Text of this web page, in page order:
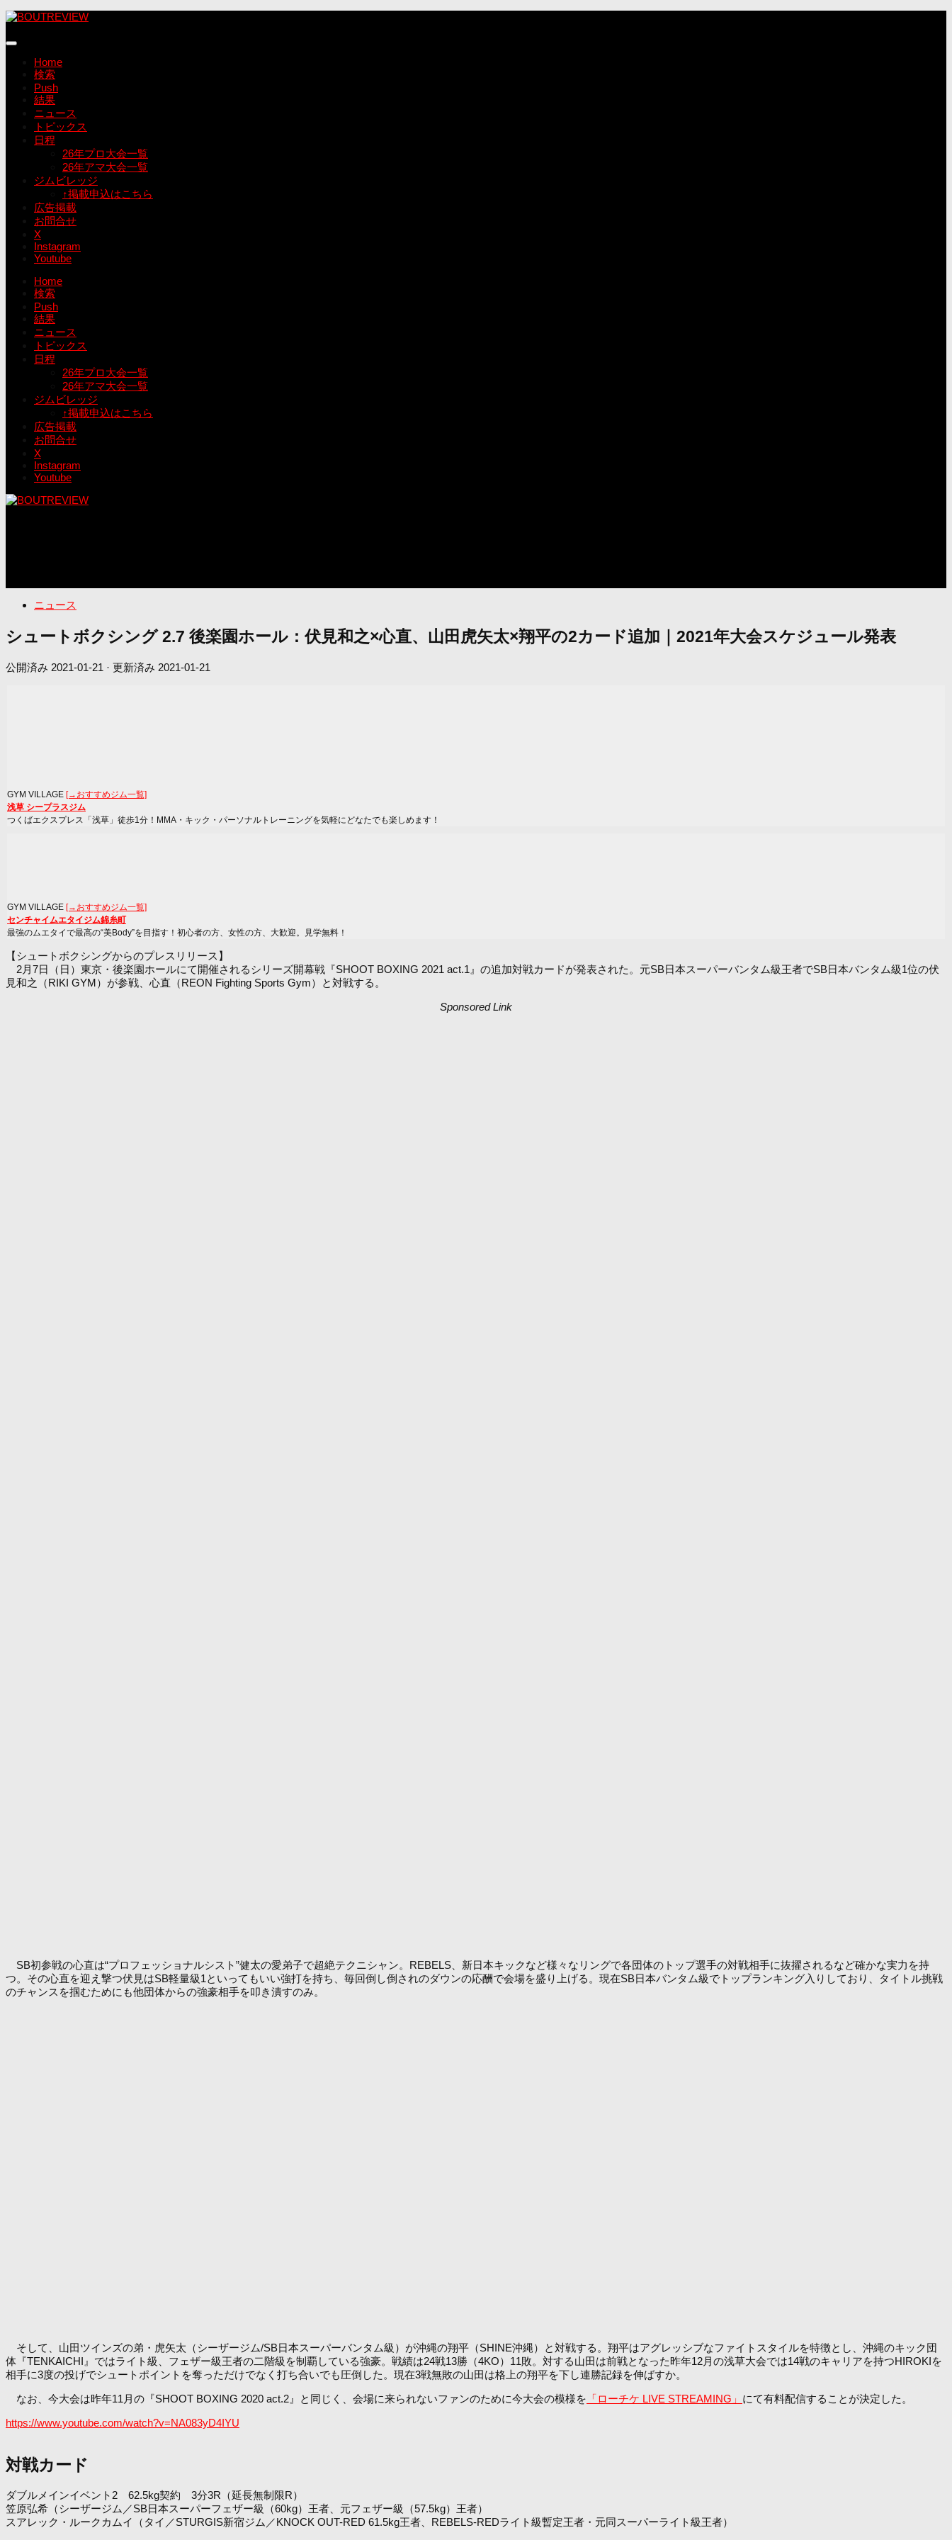
コ
テ
Home
検索
Push
結果
ニュース
トピックス
日程
26年プロ大会一覧
26年アマ大会一覧
ジムビレッジ
↑掲載申込はこちら
広告掲載
お問合せ
X
Instagram
Youtube
Home
検索
Push
結果
ニュース
トピックス
日程
26年プロ大会一覧
26年アマ大会一覧
ジムビレッジ
↑掲載申込はこちら
広告掲載
お問合せ
X
Instagram
Youtube
ニュース
シュートボクシング 2.7 後楽園ホール：伏見和之×心直、山田虎矢太×翔平の2カード追加｜2021年大会スケジュール発表
公開済み 2021-01-21 · 更新済み 2021-01-21
GYM VILLAGE [→おすすめジム一覧]
浅草 シープラスジム
つくばエクスプレス「浅草」徒歩1分！MMA・キック・パーソナルトレーニングを気軽にどなたでも楽しめます！
GYM VILLAGE [→おすすめジム一覧]
センチャイムエタイジム錦糸町
最強のムエタイで最高の“美Body”を目指す！初心者の方、女性の方、大歓迎。見学無料！
【シュートボクシングからのプレスリリース】
2月7日（日）東京・後楽園ホールにて開催されるシリーズ開幕戦『SHOOT BOXING 2021 act.1』の追加対戦カードが発表された。元SB日本スーパーバンタム級王者でSB日本バンタム級1位の伏
見和之（RIKI GYM）が参戦、心直（REON Fighting Sports Gym）と対戦する。
Sponsored Link
SB初参戦の心直は“プロフェッショナルシスト”健太の愛弟子で超絶テクニシャン。REBELS、新日本キックなど様々なリングで各団体のトップ選手の対戦相手に抜擢されるなど確かな実力を持
つ。その心直を迎え撃つ伏見はSB軽量級1といってもいい強打を持ち、毎回倒し倒されのダウンの応酬で会場を盛り上げる。現在SB日本バンタム級でトップランキング入りしており、タイトル挑戦
のチャンスを掴むためにも他団体からの強豪相手を叩き潰すのみ。
そして、山田ツインズの弟・虎矢太（シーザージム/SB日本スーパーバンタム級）が沖縄の翔平（SHINE沖縄）と対戦する。翔平はアグレッシブなファイトスタイルを特徴とし、沖縄のキック団
体『TENKAICHI』ではライト級、フェザー級王者の二階級を制覇している強豪。戦績は24戦13勝（4KO）11敗。対する山田は前戦となった昨年12月の浅草大会では14戦のキャリアを持つHIROKIを
相手に3度の投げでシュートポイントを奪っただけでなく打ち合いでも圧倒した。現在3戦無敗の山田は格上の翔平を下し連勝記録を伸ばすか。
なお、今大会は昨年11月の『SHOOT BOXING 2020 act.2』と同じく、会場に来られないファンのために今大会の模様を 「ローチケ LIVE STREAMING」 にて有料配信することが決定した。
https://www.youtube.com/watch?v=NA083yD4IYU
対戦カード
ダブルメインイベント2 62.5kg契約 3分3R（延長無制限R）
笠原弘希（シーザージム／SB日本スーパーフェザー級（60kg）王者、元フェザー級（57.5kg）王者）
スアレック・ルークカムイ（タイ／STURGIS新宿ジム／KNOCK OUT-RED 61.5kg王者、REBELS-REDライト級暫定王者・元同スーパーライト級王者）